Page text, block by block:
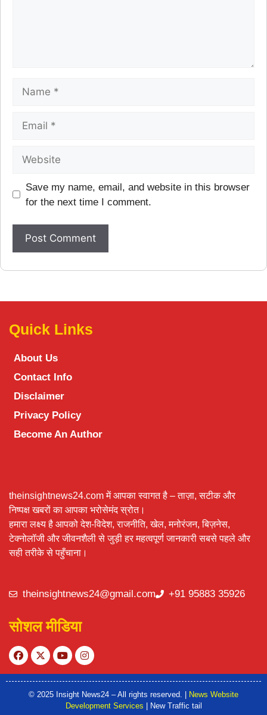
Save my name, email, and website in this browser
for the next time I comment.
Quick Links
About Us
Contact Info
Disclaimer
Privacy Policy
Become An Author
theinsightnews24.com में आपका स्वागत है – ताज़ा, सटीक और
निष्पक्ष खबरों का आपका भरोसेमंद स्रोत।
हमारा लक्ष्य है आपको देश-विदेश, राजनीति, खेल, मनोरंजन, बिज़नेस,
टेक्नोलॉजी और जीवनशैली से जुड़ी हर महत्वपूर्ण जानकारी सबसे पहले और
सही तरीके से पहुँचाना।
theinsightnews24@gmail.com +91 95883 35926
सोशल मीडिया
© 2025 Insight News24 – All rights reserved. |
News Website
Development Services
| New Traffic tail